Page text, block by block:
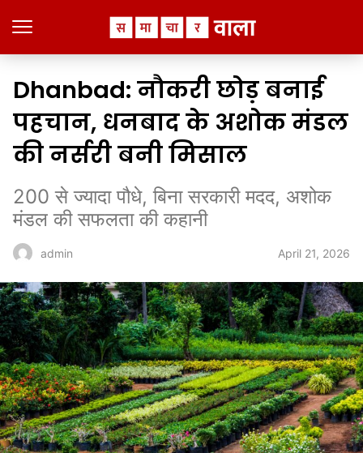
Dhanbad: नौकरी छोड़ बनाई
पहचान, धनबाद के अशोक मंडल
की नर्सरी बनी मिसाल
200 से ज्यादा पौधे, बिना सरकारी मदद, अशोक
मंडल की सफलता की कहानी
admin April 21, 2026